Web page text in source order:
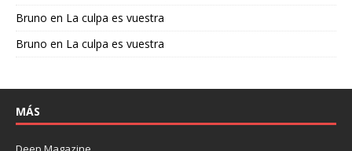
Bruno en La culpa es vuestra
Bruno en La culpa es vuestra
MÁS